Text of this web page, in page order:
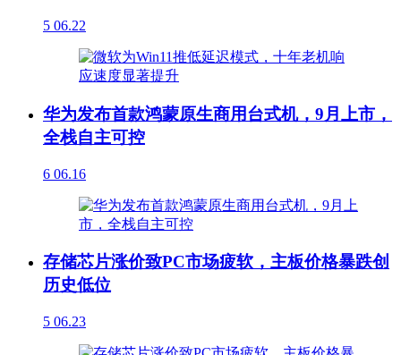
5 06.22
华为发布首款鸿蒙原生商用台式机，9月上市，
全栈自主可控
6 06.16
存储芯片涨价致PC市场疲软，主板价格暴跌创
历史低位
5 06.23